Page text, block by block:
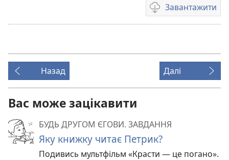
Завантажити
Параметри
завантаження
Назад Далі
Вас може зацікавити
БУДЬ ДРУГОМ ЄГОВИ. ЗАВДАННЯ
Яку книжку читає Петрик?
Подивись мультфільм «Красти — це погано».